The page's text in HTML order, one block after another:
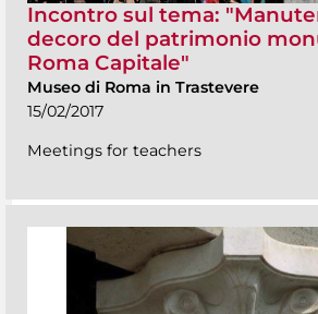
Incontro sul tema:
decoro del patrimonio
Roma Capitale"
Museo di Roma in Trastevere
15/02/2017
Meetings for teachers